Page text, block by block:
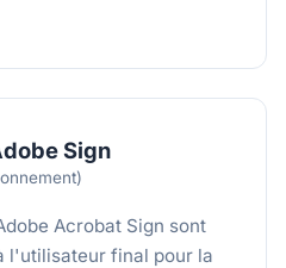
Sign
Acrobat Sign sont
l'utilisateur final pour la